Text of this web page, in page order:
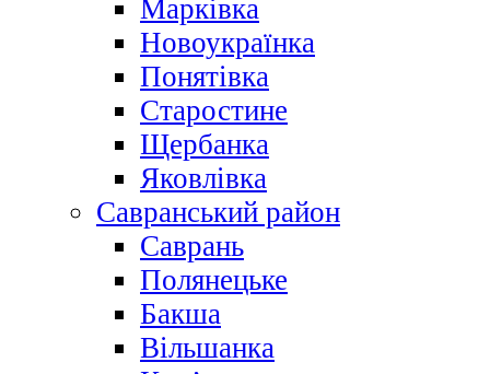
Марківка
Новоукраїнка
Понятівка
Старостине
Щербанка
Яковлівка
Савранський район
Саврань
Полянецьке
Бакша
Вільшанка